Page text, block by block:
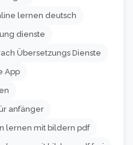
lernen deutsch
dienste
Übersetzungs Dienste
App
anfänger
lernen mit bildern pdf